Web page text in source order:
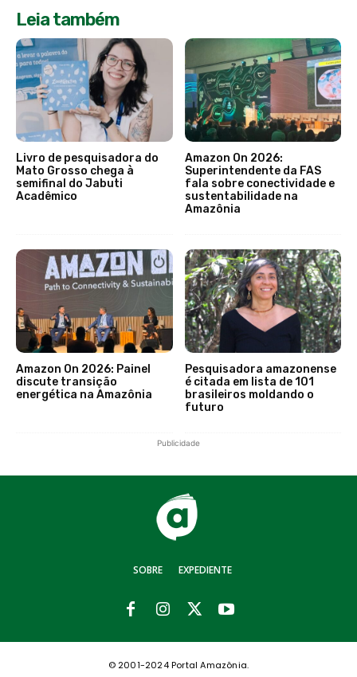
Leia também
Livro de pesquisadora do
Mato Grosso chega à
semifinal do Jabuti
Acadêmico
Amazon On 2026:
Superintendente da FAS
fala sobre conectividade e
sustentabilidade na
Amazônia
Amazon On 2026: Painel
discute transição
energética na Amazônia
Pesquisadora amazonense
é citada em lista de 101
brasileiros moldando o
futuro
Publicidade
SOBRE EXPEDIENTE
© 2001-2024 Portal Amazônia.